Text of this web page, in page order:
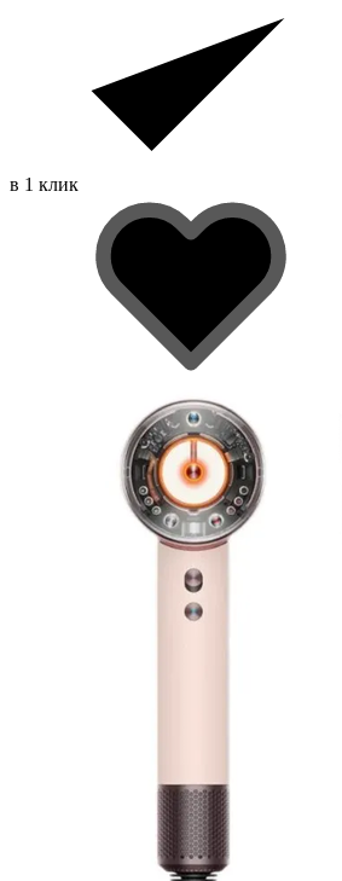
в 1 клик